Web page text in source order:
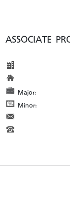
ASSOCIATE
Major:
Minor: